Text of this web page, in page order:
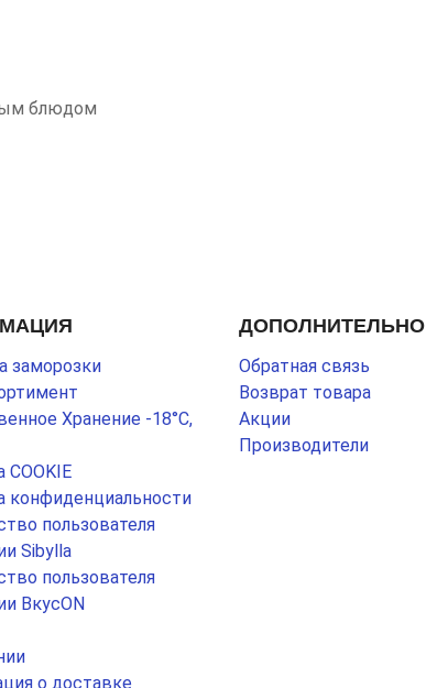
блюдом
заморозки
Хранение -18°С,
COOKIE
конфиденциальности
пользователя
Sibylla
пользователя
ВкусON
о доставке
ДОПОЛНИТЕЛЬНО
Обратная связь
Возврат товара
Акции
Производители